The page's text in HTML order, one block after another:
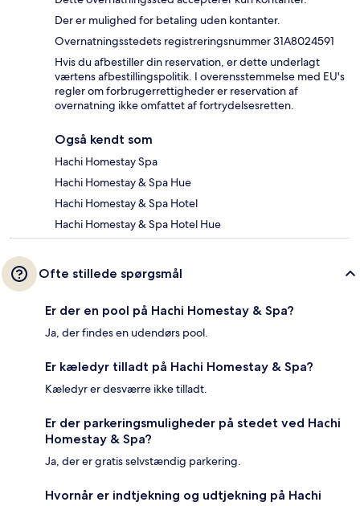
Der er mulighed for betaling uden kontanter.
Overnatningsstedets registreringsnummer 31A8024591
Hvis du afbestiller din reservation, er dette underlagt
værtens afbestillingspolitik. I overensstemmelse med EU's
regler om forbrugerrettigheder er reservation af
overnatning ikke omfattet af fortrydelsesretten.
Også kendt som
Hachi Homestay Spa
Hachi Homestay & Spa Hue
Hachi Homestay & Spa Hotel
Hachi Homestay & Spa Hotel Hue
Ofte stillede spørgsmål
Er der en pool på Hachi Homestay & Spa?
Ja, der findes en udendørs pool.
Er kæledyr tilladt på Hachi Homestay & Spa?
Kæledyr er desværre ikke tilladt.
Er der parkeringsmuligheder på stedet ved Hachi
Homestay & Spa?
Ja, der er gratis selvstændig parkering.
Hvornår er indtjekning og udtjekning på Hachi